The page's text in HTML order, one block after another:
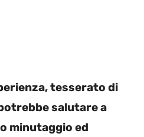
tesserato di
salutare a
minutaggio ed